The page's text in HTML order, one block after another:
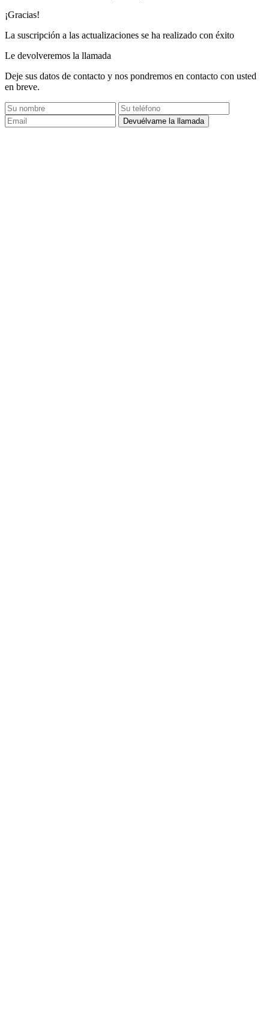
¡Gracias!
La suscripción a las actualizaciones se ha realizado con éxito
Le devolveremos la llamada
Deje sus datos de contacto y nos pondremos en contacto con usted
en breve.
Devuélvame la llamada